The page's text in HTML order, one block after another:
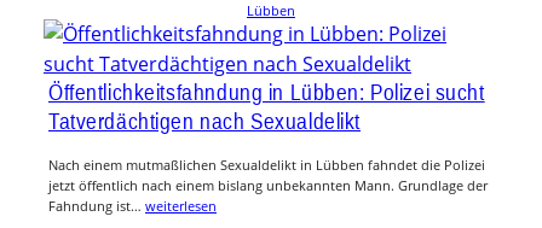
Lübben
Öffentlichkeitsfahndung in Lübben: Polizei sucht
Tatverdächtigen nach Sexualdelikt
Nach einem mutmaßlichen Sexualdelikt in Lübben fahndet die Polizei
jetzt öffentlich nach einem bislang unbekannten Mann. Grundlage der
Fahndung ist… weiterlesen